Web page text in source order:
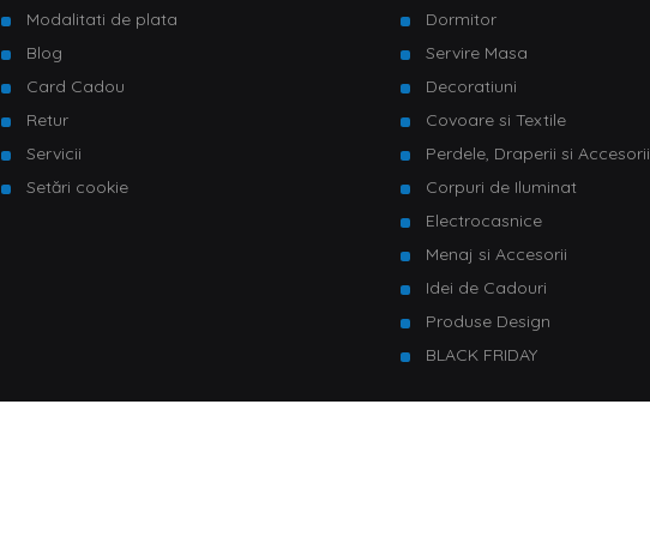
Modalitati de plata
Blog
Card Cadou
Retur
Servicii
Setări cookie
Dormitor
Servire Masa
Decoratiuni
Covoare si Textile
Perdele, Draperii si Accesorii
Corpuri de Iluminat
Electrocasnice
Menaj si Accesorii
Idei de Cadouri
Produse Design
BLACK FRIDAY